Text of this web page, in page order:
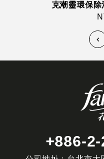
克潮靈環保
+886-